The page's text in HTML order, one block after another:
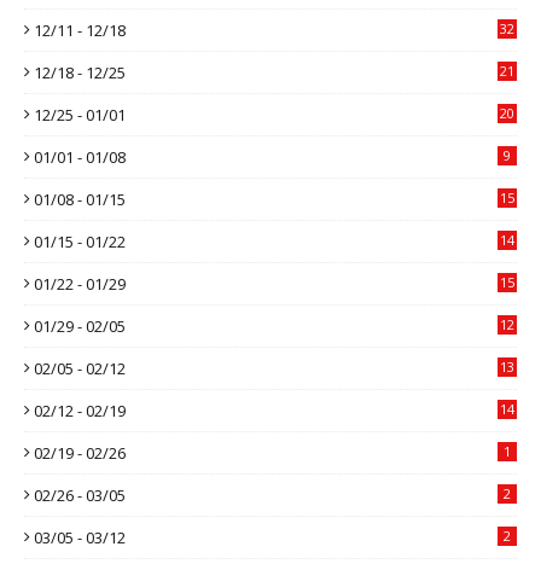
12/11 - 12/18 32
12/18 - 12/25 21
12/25 - 01/01 20
01/01 - 01/08 9
01/08 - 01/15 15
01/15 - 01/22 14
01/22 - 01/29 15
01/29 - 02/05 12
02/05 - 02/12 13
02/12 - 02/19 14
02/19 - 02/26 1
02/26 - 03/05 2
03/05 - 03/12 2